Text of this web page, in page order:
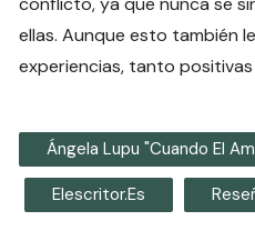
ellas. Aunque esto también
experiencias, tanto
Ángela Lupu "Cuando El
Elescritor.es